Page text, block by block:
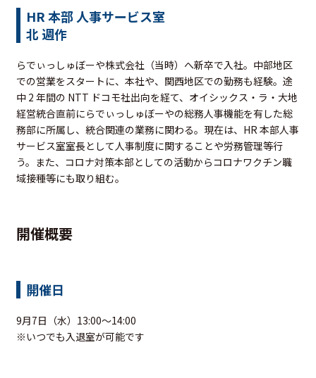
HR 本部 人事サービス室
北 週作
らでぃっしゅぼーや株式会社（当時）へ新卒で入社。中部地区
での営業をスタートに、本社や、関西地区での勤務も経験。途
中 2 年間の NTT ドコモ社出向を経て、オイシックス・ラ・大地
経営統合直前にらでぃっしゅぼーやの総務人事機能を有した総
務部に所属し、統合関連の業務に関わる。現在は、HR 本部人事
サービス室室長として人事制度に関することや労務管理等行
う。また、コロナ対策本部としての活動からコロナワクチン職
域接種等にも取り組む。
開催概要
開催日
9月7日（水）13:00～14:00
※いつでも入退室が可能です